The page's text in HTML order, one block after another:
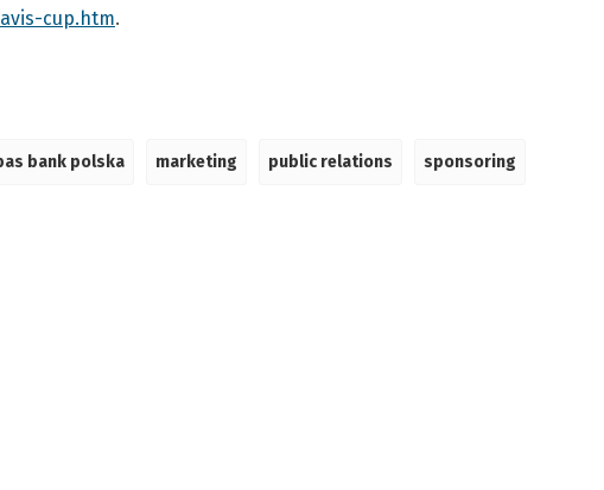
cup.htm.
bank polska marketing public relations sponsoring